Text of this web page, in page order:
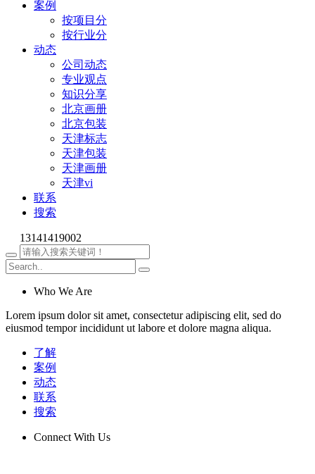
案例
按项目分
按行业分
动态
公司动态
专业观点
知识分享
北京画册
北京包装
天津标志
天津包装
天津画册
天津vi
联系
搜索
13141419002
Who We Are
Lorem ipsum dolor sit amet, consectetur adipiscing elit, sed do
eiusmod tempor incididunt ut labore et dolore magna aliqua.
了解
案例
动态
联系
搜索
Connect With Us